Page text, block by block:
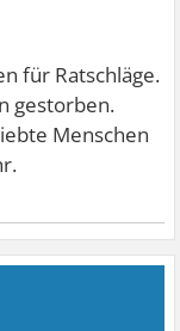
für Ratschläge.
gestorben.
Menschen